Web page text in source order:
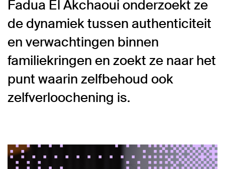
Fadua El Akchaoui onderzoekt ze
de dynamiek tussen authenticiteit
en verwachtingen binnen
familiekringen en zoekt ze naar het
punt waarin zelfbehoud ook
zelfverloochening is.